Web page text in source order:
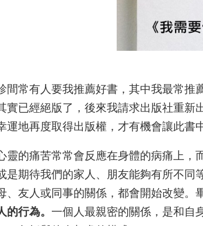
間常有人要我推薦好書，其中我最常推
實已經絕版了，後來我請求出版社重新
運地再度取得出版權，才有機會讓此書
靈的痛苦常常會反應在身體的病痛上，
是期待我們的家人、朋友能夠有所不同
、友人或同事的關係，都會開始改變。
的行為。 一個人最親密的關係，是和自